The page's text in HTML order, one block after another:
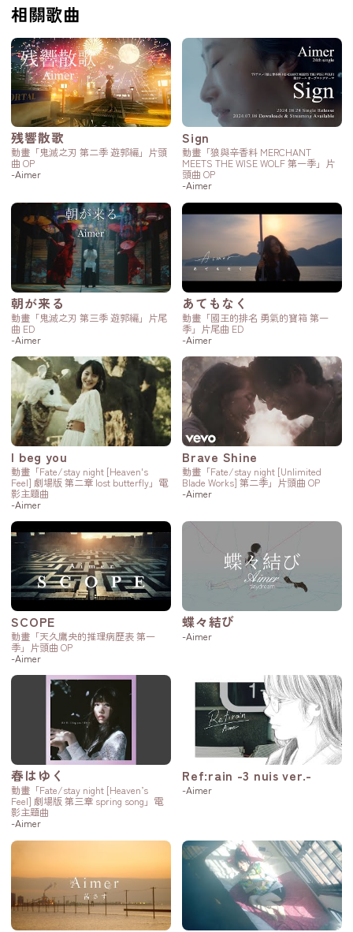
相關歌曲
残響散歌
動畫「鬼滅之刃 第二季 遊郭編」片頭
曲 OP
-Aimer
Sign
動畫「狼與辛香料 MERCHANT
MEETS THE WISE WOLF 第一季」片
頭曲 OP
-Aimer
朝が来る
動畫「鬼滅之刃 第三季 遊郭編」片尾
曲 ED
-Aimer
あてもなく
動畫「國王的排名 勇氣的寶箱 第一
季」片尾曲 ED
-Aimer
I beg you
動畫「Fate/stay night [Heaven's
Feel] 劇場版 第二章 lost butterfly」電
影主題曲
-Aimer
Brave Shine
動畫「Fate/stay night [Unlimited
Blade Works] 第二季」片頭曲 OP
-Aimer
SCOPE
動畫「天久鷹央的推理病歷表 第一
季」片頭曲 OP
-Aimer
蝶々結び
-Aimer
春はゆく
動畫「Fate/stay night [Heaven’s
Feel] 劇場版 第三章 spring song」電
影主題曲
-Aimer
Ref:rain -3 nuis ver.-
-Aimer